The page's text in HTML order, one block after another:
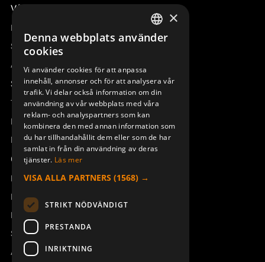
Våra radiostyrningar – översikt
Remotus
Sesam
Access_Ctrl
Support
Teknisk support
Boka service
Manualer och videoinstruktioner
Om Åkerströms
Kontakt
Nyheter
Pressrum
Säkerhet och direktiv
Allmänna villkor
SWEDISH
DEUTSCH
×
Denna webbplats använder
cookies
Vi använder cookies för att anpassa
innehåll, annonser och för att analysera vår
trafik. Vi delar också information om din
användning av vår webbplats med våra
reklam- och analyspartners som kan
kombinera den med annan information som
du har tillhandahållit dem eller som de har
samlat in från din användning av deras
tjänster. Läs mer
VISA ALLA PARTNERS (1568) →
STRIKT NÖDVÄNDIGT
PRESTANDA
INRIKTNING